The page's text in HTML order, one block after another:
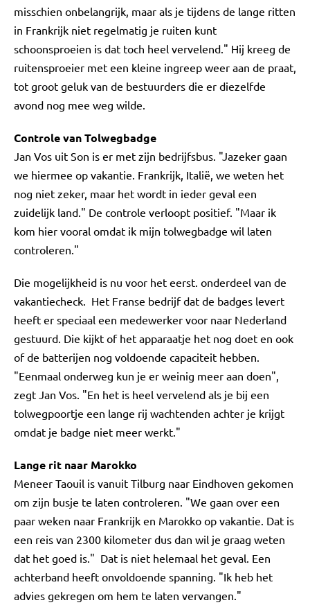
misschien onbelangrijk, maar als je tijdens de lange ritten
in Frankrijk niet regelmatig je ruiten kunt
schoonsproeien is dat toch heel vervelend." Hij kreeg de
ruitensproeier met een kleine ingreep weer aan de praat,
tot groot geluk van de bestuurders die er diezelfde
avond nog mee weg wilde.
Controle van Tolwegbadge
Jan Vos uit Son is er met zijn bedrijfsbus. "Jazeker gaan
we hiermee op vakantie. Frankrijk, Italië, we weten het
nog niet zeker, maar het wordt in ieder geval een
zuidelijk land." De controle verloopt positief. "Maar ik
kom hier vooral omdat ik mijn tolwegbadge wil laten
controleren."
Die mogelijkheid is nu voor het eerst. onderdeel van de
vakantiecheck. Het Franse bedrijf dat de badges levert
heeft er speciaal een medewerker voor naar Nederland
gestuurd. Die kijkt of het apparaatje het nog doet en ook
of de batterijen nog voldoende capaciteit hebben.
"Eenmaal onderweg kun je er weinig meer aan doen",
zegt Jan Vos. "En het is heel vervelend als je bij een
tolwegpoortje een lange rij wachtenden achter je krijgt
omdat je badge niet meer werkt."
Lange rit naar Marokko
Meneer Taouil is vanuit Tilburg naar Eindhoven gekomen
om zijn busje te laten controleren. "We gaan over een
paar weken naar Frankrijk en Marokko op vakantie. Dat is
een reis van 2300 kilometer dus dan wil je graag weten
dat het goed is." Dat is niet helemaal het geval. Een
achterband heeft onvoldoende spanning. "Ik heb het
advies gekregen om hem te laten vervangen."